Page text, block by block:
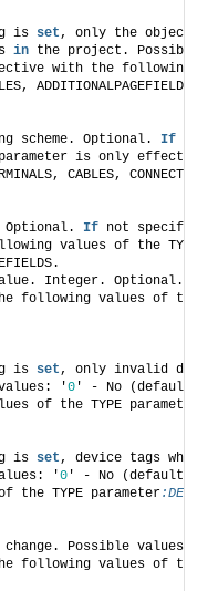
is set, only the objects
in the project. Possible
with the following
ADDITIONALPAGEFIELDS,
scheme. Optional. If
is only effective
CABLES,
If not
values of the TYPE
value. Integer. Optional.
following values of the
is set, only invalid
values: '0 ' - No (default),
of the TYPE parameter
is set, device tags which
'0 ' - No (default), '
the TYPE parameter
Possible values: '
following values of the